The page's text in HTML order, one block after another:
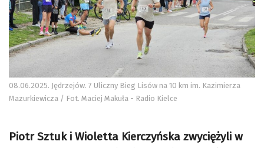
08.06.2025. Jędrzejów. 7 Uliczny Bieg Lisów na 10 km im. Kazimierza
Mazurkiewicza / Fot. Maciej Makuła - Radio Kielce
Piotr Sztuk i Wioletta Kierczyńska zwyciężyli w